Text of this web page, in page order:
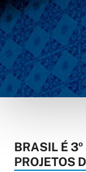
BRASIL É
PROJETOS